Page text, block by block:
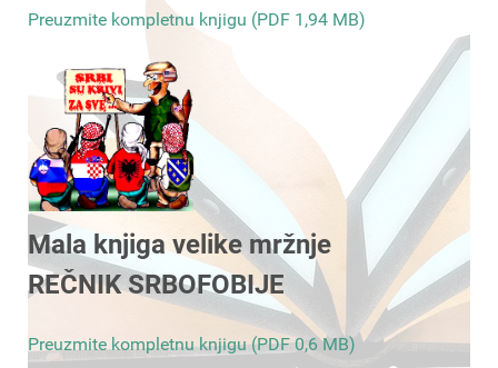
Preuzmite kompletnu knjigu (PDF 1,94 MB)
Mala knjiga velike mržnje
REČNIK SRBOFOBIJE
Preuzmite kompletnu knjigu (PDF 0,6 MB)